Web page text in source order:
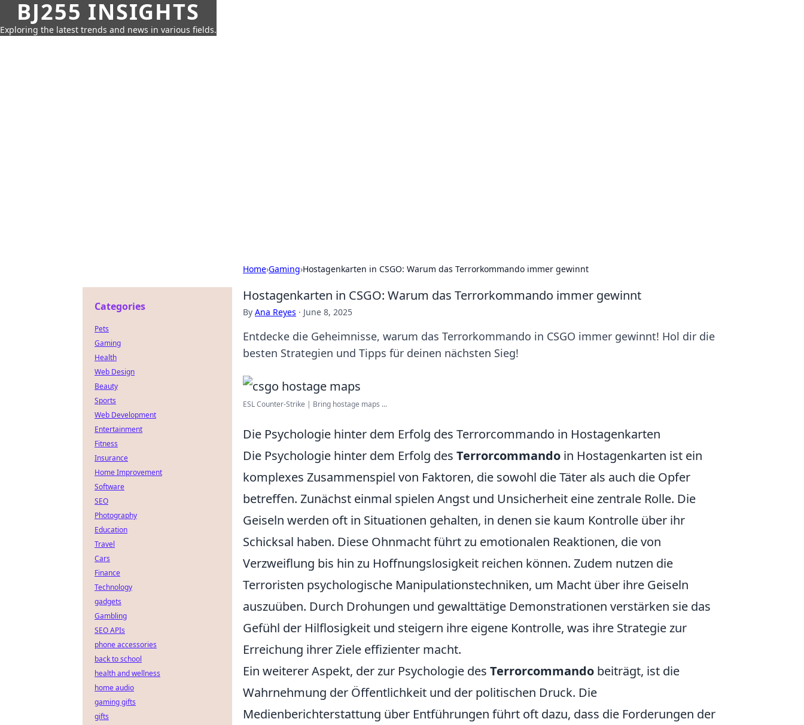
BJ255 INSIGHTS
Exploring the latest trends and news in various fields.
Home›Gaming›Hostagenkarten in CSGO: Warum das Terrorkommando immer gewinnt
Hostagenkarten in CSGO: Warum das Terrorkommando immer gewinnt
By Ana Reyes · June 8, 2025
Entdecke die Geheimnisse, warum das Terrorkommando in CSGO immer gewinnt! Hol dir die
besten Strategien und Tipps für deinen nächsten Sieg!
ESL Counter-Strike | Bring hostage maps ...
Die Psychologie hinter dem Erfolg des Terrorcommando in Hostagenkarten
Die Psychologie hinter dem Erfolg des Terrorcommando in Hostagenkarten ist ein
komplexes Zusammenspiel von Faktoren, die sowohl die Täter als auch die Opfer
betreffen. Zunächst einmal spielen Angst und Unsicherheit eine zentrale Rolle. Die
Geiseln werden oft in Situationen gehalten, in denen sie kaum Kontrolle über ihr
Schicksal haben. Diese Ohnmacht führt zu emotionalen Reaktionen, die von
Verzweiflung bis hin zu Hoffnungslosigkeit reichen können. Zudem nutzen die
Terroristen psychologische Manipulationstechniken, um Macht über ihre Geiseln
auszuüben. Durch Drohungen und gewalttätige Demonstrationen verstärken sie das
Gefühl der Hilflosigkeit und steigern ihre eigene Kontrolle, was ihre Strategie zur
Erreichung ihrer Ziele effizienter macht.
Ein weiterer Aspekt, der zur Psychologie des Terrorcommando beiträgt, ist die
Wahrnehmung der Öffentlichkeit und der politischen Druck. Die
Medienberichterstattung über Entführungen führt oft dazu, dass die Forderungen der
Categories
Pets
Gaming
Health
Web Design
Beauty
Sports
Web Development
Entertainment
Fitness
Insurance
Home Improvement
Software
SEO
Photography
Education
Travel
Cars
Finance
Technology
gadgets
Gambling
SEO APIs
phone accessories
back to school
health and wellness
home audio
gaming gifts
gifts